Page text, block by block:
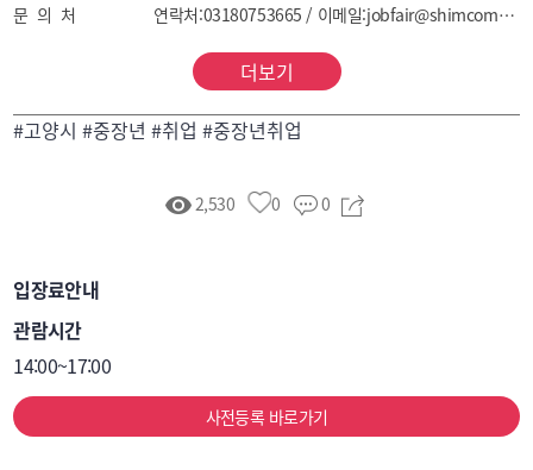
문 의 처
연락처:03180753665 / 이메일:jobfair@shimcompany.co.kr
더보기
#고양시 #중장년 #취업 #중장년취업
2,530 0 0
입장료안내
관람시간
14:00~17:00
사전등록 바로가기